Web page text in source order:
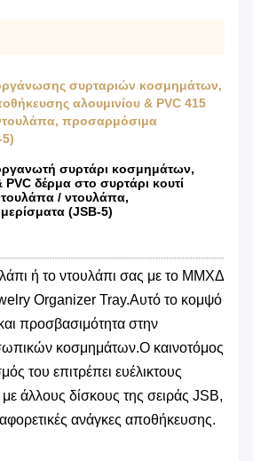
συρταριών κοσμημάτων,
αλουμινίου & PVC 415
προσαρμόσιμα
συρτάρι κοσμημάτων,
PVC δέρμα στο συρτάρι κουτί
/ ντουλάπα,
(JSB-5)
ή το ντουλάπι σας με το ΜΜΧΔ
Organizer Tray.Αυτό το κομψό
προσβασιμότητα στην
κοσμημάτων.Ο καινοτόμος
του επιτρέπει ευέλικτους
άλλους δίσκους της σειράς JSB,
ανάγκες αποθήκευσης.